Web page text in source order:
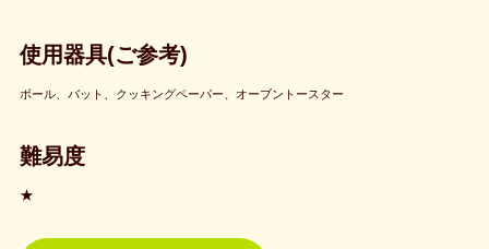
使用器具(ご参考)
ボール、バット、クッキングペーパー、オーブントースター
難易度
★